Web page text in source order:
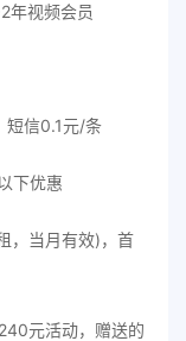
年视频会员
短信0.1元/条
下优惠
，当月有效)，首
元活动，赠送的